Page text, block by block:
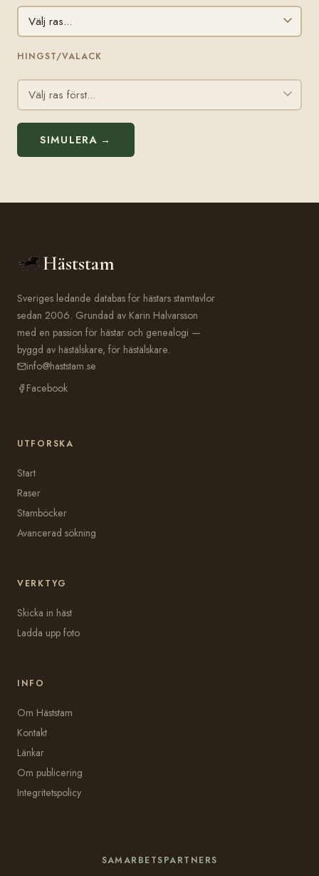
HINGST/VALACK
SIMULERA →
Häststam
Sveriges ledande databas för hästars stamtavlor
sedan 2006. Grundad av Karin Halvarsson
med en passion för hästar och genealogi —
byggd av hästälskare, för hästälskare.
info@haststam.se
Facebook
UTFORSKA
Start
Raser
Stamböcker
Avancerad sökning
VERKTYG
Skicka in häst
Ladda upp foto
INFO
Om Häststam
Kontakt
Länkar
Om publicering
Integritetspolicy
SAMARBETSPARTNERS